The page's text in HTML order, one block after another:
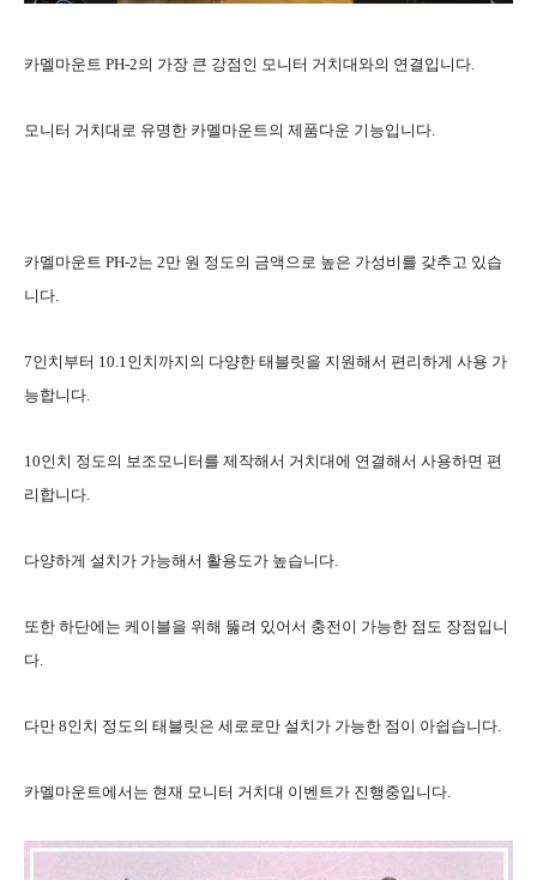
카멜마운트 PH-2의 가장 큰 강점인 모니터 거치대와의 연결입니다.
모니터 거치대로 유명한 카멜마운트의 제품다운 기능입니다.
카멜마운트 PH-2는 2만 원 정도의 금액으로 높은 가성비를 갖추고 있습
니다.
7인치부터 10.1인치까지의 다양한 태블릿을 지원해서 편리하게 사용 가
능합니다.
10인치 정도의 보조모니터를 제작해서 거치대에 연결해서 사용하면 편
리합니다.
다양하게 설치가 가능해서 활용도가 높습니다.
또한 하단에는 케이블을 위해 뚫려 있어서 충전이 가능한 점도 장점입니
다.
다만 8인치 정도의 태블릿은 세로로만 설치가 가능한 점이 아쉽습니다.
카멜마운트에서는 현재 모니터 거치대 이벤트가 진행중입니다.